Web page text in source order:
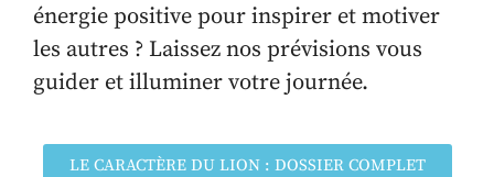
énergie positive pour inspirer et motiver
les autres ? Laissez nos prévisions vous
guider et illuminer votre journée.
LE CARACTÈRE DU LION : DOSSIER COMPLET